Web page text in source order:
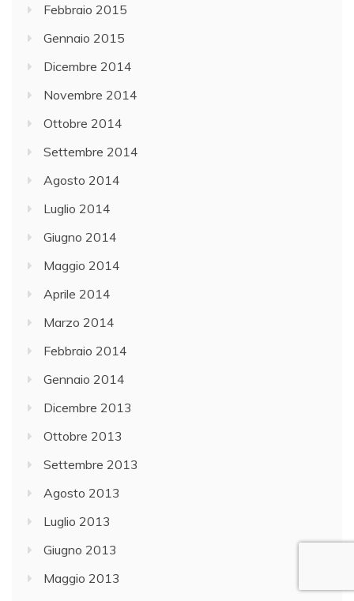
Febbraio 2015
Gennaio 2015
Dicembre 2014
Novembre 2014
Ottobre 2014
Settembre 2014
Agosto 2014
Luglio 2014
Giugno 2014
Maggio 2014
Aprile 2014
Marzo 2014
Febbraio 2014
Gennaio 2014
Dicembre 2013
Ottobre 2013
Settembre 2013
Agosto 2013
Luglio 2013
Giugno 2013
Maggio 2013